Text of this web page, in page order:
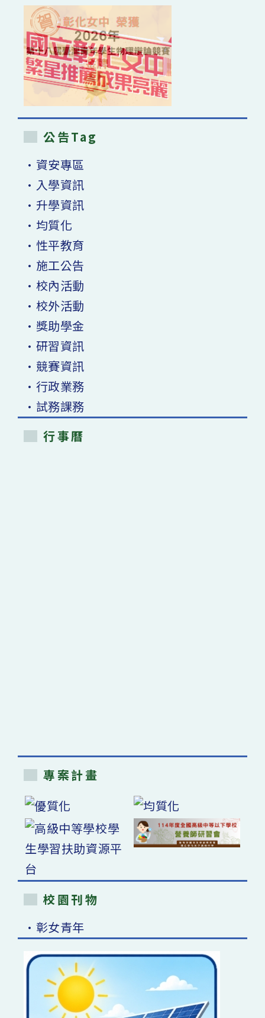
公告Tag
•資安專區
•入學資訊
•升學資訊
•均質化
•性平教育
•施工公告
•校內活動
•校外活動
•獎助學金
•研習資訊
•競賽資訊
•行政業務
•試務課務
行事曆
專案計畫
校園刊物
•彰女青年